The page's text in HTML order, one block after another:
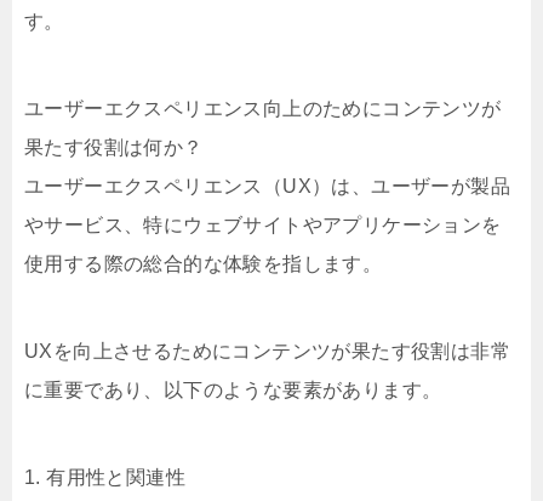
す。
ユーザーエクスペリエンス向上のためにコンテンツが
果たす役割は何か？
ユーザーエクスペリエンス（UX）は、ユーザーが製品
やサービス、特にウェブサイトやアプリケーションを
使用する際の総合的な体験を指します。
UXを向上させるためにコンテンツが果たす役割は非常
に重要であり、以下のような要素があります。
1. 有用性と関連性